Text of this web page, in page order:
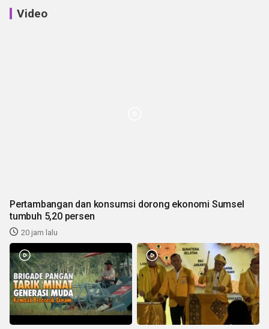
Video
Pertambangan dan konsumsi dorong ekonomi Sumsel
tumbuh 5,20 persen
20 jam lalu